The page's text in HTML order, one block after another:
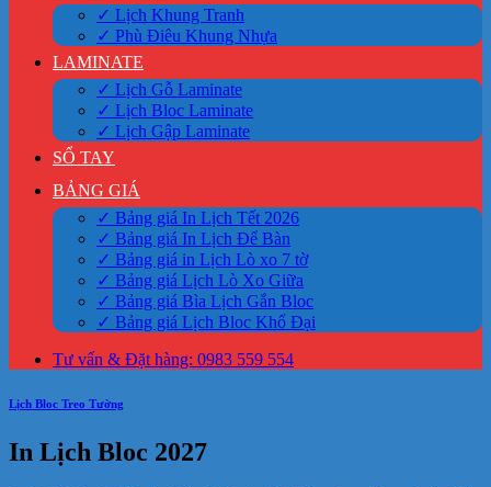
✓ Lịch Khung Tranh
✓ Phù Điêu Khung Nhựa
LAMINATE
✓ Lịch Gỗ Laminate
✓ Lịch Bloc Laminate
✓ Lịch Gập Laminate
SỔ TAY
BẢNG GIÁ
✓ Bảng giá In Lịch Tết 2026
✓ Bảng giá In Lịch Để Bàn
✓ Bảng giá in Lịch Lò xo 7 tờ
✓ Bảng giá Lịch Lò Xo Giữa
✓ Bảng giá Bìa Lịch Gắn Bloc
✓ Bảng giá Lịch Bloc Khổ Đại
Tư vấn & Đặt hàng: 0983 559 554
Lịch Bloc Treo Tường
In Lịch Bloc 2027